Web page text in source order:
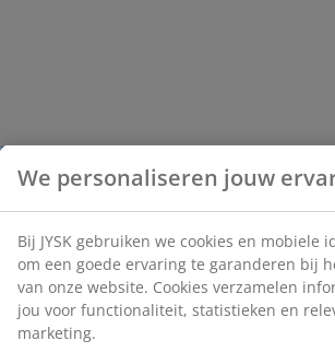
We personaliseren jouw
Bij JYSK gebruiken we cookies en mobiele
om een goede ervaring te garanderen bij
van onze website. Cookies verzamelen
jou voor functionaliteit, statistieken en
marketing.